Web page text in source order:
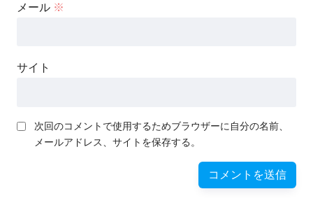
メール ※
サイト
次回のコメントで使用するためブラウザーに自分の名前、
メールアドレス、サイトを保存する。